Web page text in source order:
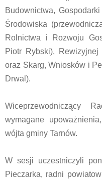
Budownictwa,
Środowiska
Rolnictwa i Rozwoju
Piotr Rybski),
oraz Skarg, Wniosków i
Drwal).
Wiceprzewodniczący
wymagane
wójta gminy Tarnów.
W sesji uczestniczyli
Pieczarka, radni